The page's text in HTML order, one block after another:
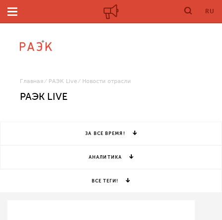
RU
Главная РАЭК Live Новости отрасли
РАЭК LIVE
ЗА ВСЕ ВРЕМЯ!
АНАЛИТИКА
ВСЕ ТЕГИ!